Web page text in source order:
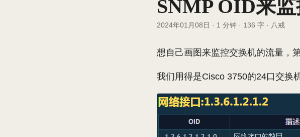
SNMP OID来
2024年01月08日 · 1 分钟 · 136 字 · 八戒
想自己画图来监控交换机的流量，
我们用得是Cisco 3750的24口交换